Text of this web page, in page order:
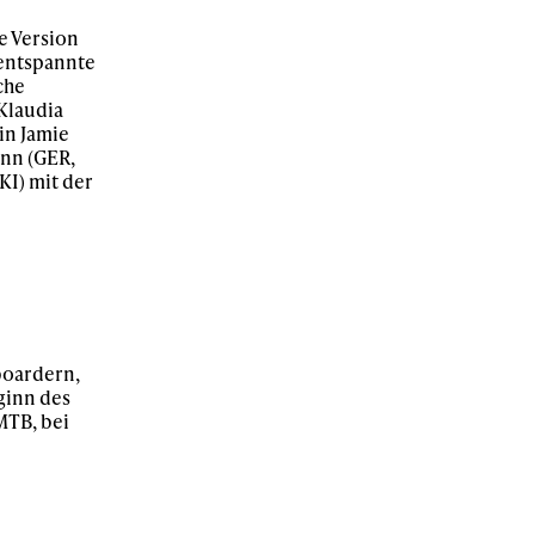
Version
Jamie
(GER,
mit der
des
bei